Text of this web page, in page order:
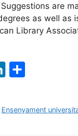
are
as well
Library
Li
e p
Ensenyament